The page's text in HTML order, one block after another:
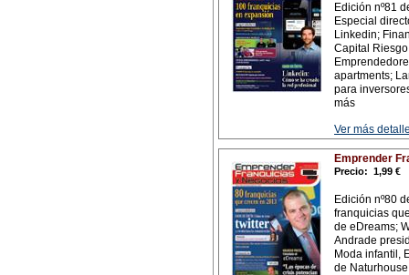
Edición nº81
Especial
Linkedin;
Capital
apartments;
para
más
Ver más
Emprender
Precio: 1,99 €
Edición nº80
franquicias
de eDreams;
Andrade
Moda infantil,
de